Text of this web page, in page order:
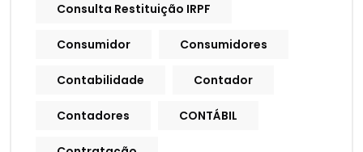
Consulta Restituição IRPF
Consumidor Consumidores
Contabilidade Contador
Contadores CONTÁBIL